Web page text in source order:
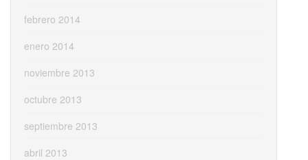
febrero 2014
enero 2014
noviembre 2013
octubre 2013
septiembre 2013
abril 2013